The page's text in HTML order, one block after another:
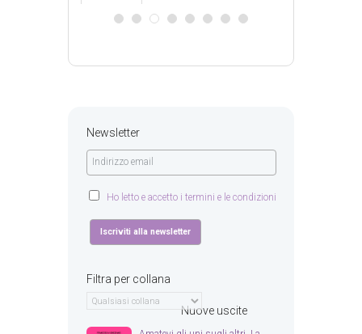
Newsletter
Ho letto e accetto i termini e le condizioni
Filtra per collana
Nuove uscite